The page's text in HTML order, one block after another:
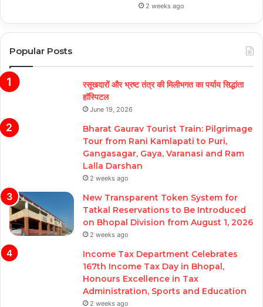
2 weeks ago
Popular Posts
रसूखदारों और भ्रष्ट तंत्र की मिलीभगत का पर्याय सिद्धांता
हॉस्पिटल
June 19, 2026
Bharat Gaurav Tourist Train: Pilgrimage
Tour from Rani Kamlapati to Puri,
Gangasagar, Gaya, Varanasi and Ram
Lalla Darshan
2 weeks ago
New Transparent Token System for
Tatkal Reservations to Be Introduced
on Bhopal Division from August 1, 2026
2 weeks ago
Income Tax Department Celebrates
167th Income Tax Day in Bhopal,
Honours Excellence in Tax
Administration, Sports and Education
2 weeks ago